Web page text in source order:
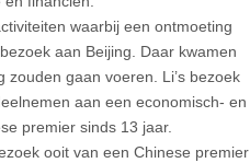
waarbij een ontmoeting
aan Beijing. Daar kwamen
gaan voeren. Li’s bezoek
aan een economisch- en
premier sinds 13 jaar.
ooit van een Chinese premier